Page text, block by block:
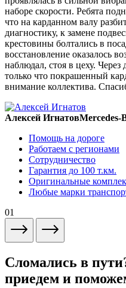
наборе скорости. Ребята
что на карданном валу
диагностику, к замене
крестовины болтались в
восстановление оказалось
наблюдал, стоя в цеху.
только что покрашенный
внимание коллектива.
Алексей ИгнатовMercedes-
Помощь на дороге
Работаем с регионами
Сотрудничество
Гарантия до 100 т.км.
Оригинальные
Любые марки
01
Сломались в
приедем и